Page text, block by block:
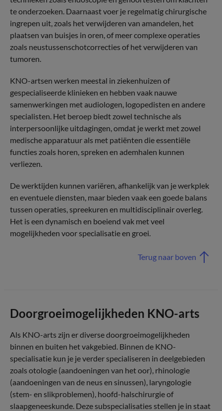
te onderzoeken. Daarnaast voer je regelmatig chirurgische
ingrepen uit, zoals het verwijderen van amandelen, het
plaatsen van buisjes in oren, of meer complexe operaties
zoals neustussenschotcorrecties of het verwijderen van
tumoren.
KNO-artsen werken meestal in ziekenhuizen of
gespecialiseerde klinieken en hebben vaak nauwe
samenwerkingen met audiologen, logopedisten en andere
specialisten. Het beroep biedt zowel technische als
interpersoonlijke uitdagingen, omdat je werkt met zowel
medische apparatuur als met patiënten die essentiële
functies zoals horen, spreken en ademhalen kunnen
verliezen.
De werktijden kunnen variëren, afhankelijk van je werkplek
en eventuele diensten, maar bieden vaak een goede balans
tussen operaties, spreekuren en multidisciplinair overleg.
Het is een dynamisch en boeiend vak met veel
mogelijkheden voor specialisatie en groei.
Terug naar boven
Doorgroeimogelijkheden KNO-arts
Als KNO-arts zijn er diverse doorgroeimogelijkheden
binnen en buiten het vakgebied. Binnen de KNO-
specialisatie kun je je verder specialiseren in deelgebieden
zoals otologie (aandoeningen van het oor), rhinologie
(aandoeningen van de neus en sinussen), laryngologie
(stem- en slikproblemen), hoofd-halschirurgie of
slaapgeneeskunde. Deze subspecialisaties stellen je in staat